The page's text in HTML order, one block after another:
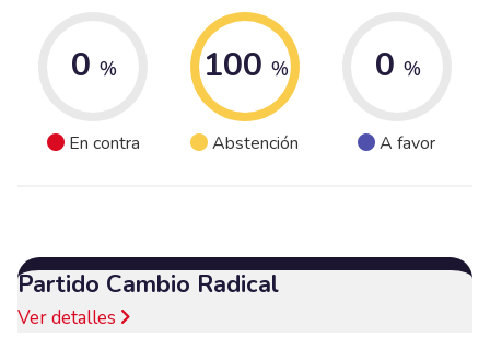
0 %
En contra
100 %
Abstención
0 %
A favor
Partido Cambio Radical
Ver detalles